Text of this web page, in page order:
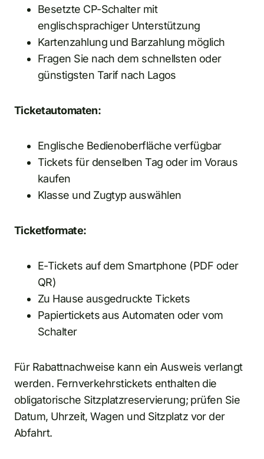
Besetzte CP-Schalter mit
englischsprachiger Unterstützung
Kartenzahlung und Barzahlung möglich
Fragen Sie nach dem schnellsten oder
günstigsten Tarif nach Lagos
Ticketautomaten:
Englische Bedienoberfläche verfügbar
Tickets für denselben Tag oder im Voraus
kaufen
Klasse und Zugtyp auswählen
Ticketformate:
E-Tickets auf dem Smartphone (PDF oder
QR)
Zu Hause ausgedruckte Tickets
Papiertickets aus Automaten oder vom
Schalter
Für Rabattnachweise kann ein Ausweis verlangt
werden. Fernverkehrstickets enthalten die
obligatorische Sitzplatzreservierung; prüfen Sie
Datum, Uhrzeit, Wagen und Sitzplatz vor der
Abfahrt.